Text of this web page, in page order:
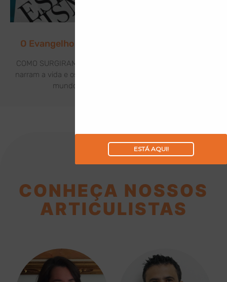
O Evangelho de Jesus à Luz do Espiritismo
COMO SURGIRAM OS EVANGELHOS? Os Evangelhos que
narram a vida e os feitos de Jesus Cristo foram levados ao
mundo por meio de seus discípulos:
CONHEÇA NOSSOS
ARTICULISTAS
ESTÁ AQUI!